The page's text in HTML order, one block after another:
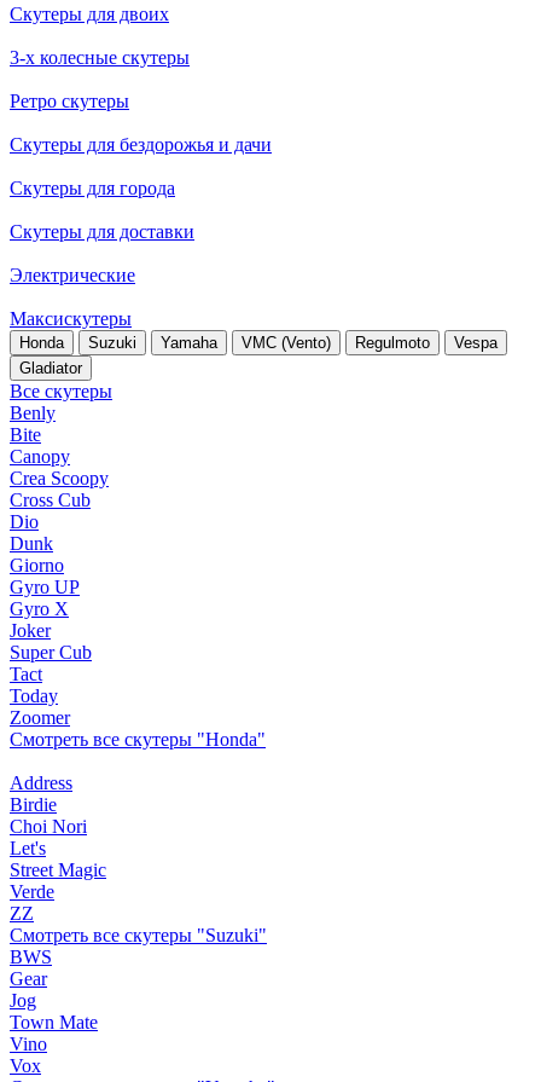
Скутеры для двоих
3-х колесные скутеры
Ретро скутеры
Скутеры для бездорожья и дачи
Скутеры для города
Скутеры для доставки
Электрические
Максискутеры
Honda Suzuki Yamaha VMC (Vento) Regulmoto
Vespa
Gladiator
Все скутеры
Benly
Bite
Canopy
Crea Scoopy
Cross Cub
Dio
Dunk
Giorno
Gyro UP
Gyro X
Joker
Super Cub
Tact
Today
Zoomer
Смотреть все скутеры "Honda"
Address
Birdie
Choi Nori
Let's
Street Magic
Verde
ZZ
Смотреть все скутеры "Suzuki"
BWS
Gear
Jog
Town Mate
Vino
Vox